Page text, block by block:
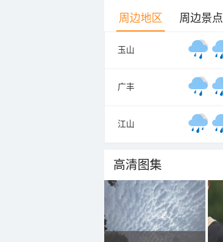
周边地区 周边景点
玉山
广丰
江山
高清图集